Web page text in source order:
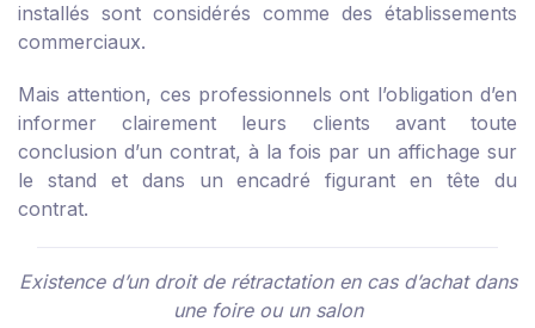
installés sont considérés comme des établissements
commerciaux.
Mais attention, ces professionnels ont l’obligation d’en
informer clairement leurs clients avant toute
conclusion d’un contrat, à la fois par un affichage sur
le stand et dans un encadré figurant en tête du
contrat.
Existence d’un droit de rétractation en cas d’achat dans
une foire ou un salon